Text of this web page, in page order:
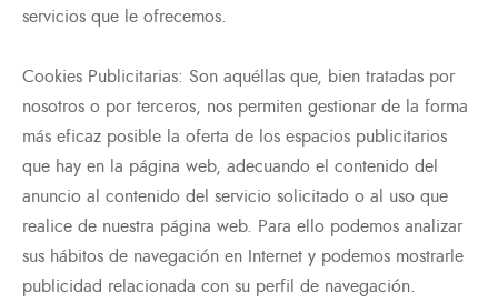
servicios que le ofrecemos.
Cookies Publicitarias: Son aquéllas que, bien tratadas por
nosotros o por terceros, nos permiten gestionar de la forma
más eficaz posible la oferta de los espacios publicitarios
que hay en la página web, adecuando el contenido del
anuncio al contenido del servicio solicitado o al uso que
realice de nuestra página web. Para ello podemos analizar
sus hábitos de navegación en Internet y podemos mostrarle
publicidad relacionada con su perfil de navegación.